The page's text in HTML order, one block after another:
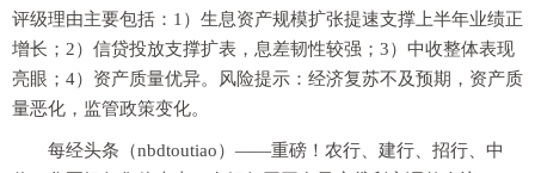
评级理由主要包括：1）生息资产规模扩张提速支撑上半年业绩正
增长；2）信贷投放支撑扩表，息差韧性较强；3）中收整体表现
亮眼；4）资产质量优异。风险提示：经济复苏不及预期，资产质
量恶化，监管政策变化。
每经头条（nbdtoutiao）——重磅！农行、建行、招行、中